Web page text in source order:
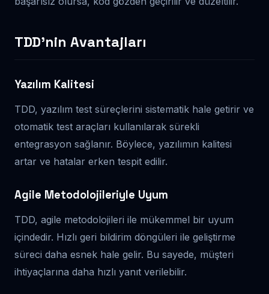
TDD’nin Avantajları
Yazılım Kalitesi
TDD, yazılım test süreçlerini sistematik hale getirir ve
otomatik test araçları kullanılarak sürekli
entegrasyon sağlanır. Böylece, yazılımın kalitesi
artar ve hatalar erken tespit edilir.
Agile Metodolojileriyle Uyum
TDD, agile metodolojileri ile mükemmel bir uyum
içindedir. Hızlı geri bildirim döngüleri ile geliştirme
süreci daha esnek hale gelir. Bu sayede, müşteri
ihtiyaçlarına daha hızlı yanıt verilebilir.